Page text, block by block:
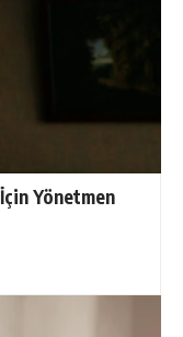
Yönetmen